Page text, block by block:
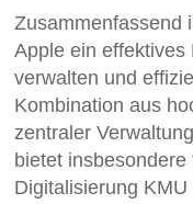
Zusammenfassend
Apple ein effektives
verwalten und
Kombination aus
zentraler
bietet
Digitalisierung